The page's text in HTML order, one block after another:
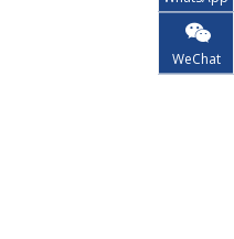
WeChat